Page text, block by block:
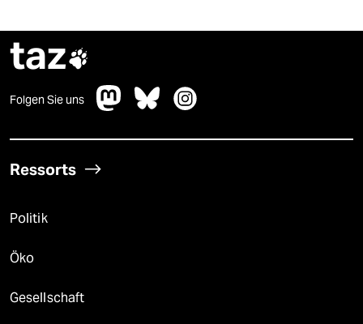
taz
Folgen Sie uns
Ressorts
Politik
Öko
Gesellschaft